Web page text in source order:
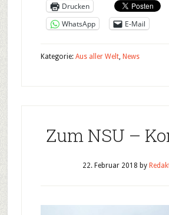
Drucken
WhatsApp
E-Mail
Kategorie: Aus aller Welt, News
Zum NSU –
22. Februar 2018 by